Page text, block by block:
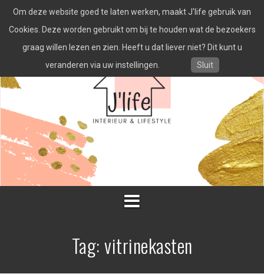
naar
inhoud
Tag:vitrinekasten
Om deze website goed te laten werken, maakt J'life gebruik van
Cookies. Deze worden gebruikt om bij te houden wat de bezoekers
graag willen lezen en zien. Heeft u dat liever niet? Dit kunt u
veranderen via uw instellingen.
Sluit